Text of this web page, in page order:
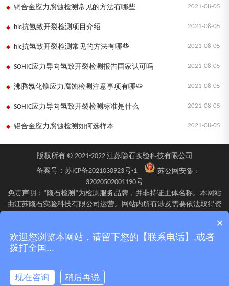
2021-08-05
铜合金应力腐蚀检测常见的方法有哪些
2021-08-05
hic抗氢致开裂检测项目介绍
2021-08-05
hic抗氢致开裂检测常见的方法有哪些
2021-08-05
SOHIC应力导向氢致开裂检测报告国家认可吗
2021-08-05
沸腾氯化镁应力腐蚀检测注意事项有哪些
2021-08-05
SOHIC应力导向氢致开裂检测标准是什么
2021-08-05
铝合金应力腐蚀检测如何选样本
版权所有 © 2021-2022 江苏隐石实验科技有限公司
备案号： 苏ICP备2021030923号-1
苏公网安备：
32020502001190号
免责声明：“隐石检测”为检测服务品牌，并非持证主体名称。本网站
由江苏隐石实验科技有限公司运营。网站内所有涉及需要依法取得资
石检验检测有限公司、四川隐石检验检测有限公司、南京隐石安全阀
校验有限公司在资质认定能力范围内具体实施并出具报告。不同检测
项目的资质适用范围、报告标识及出具主体可能不同，具体情况以双
×
欢迎您浏览本网站，请留下您的【联系电话】,或者
拨打全国...
现在咨询 稍后再说